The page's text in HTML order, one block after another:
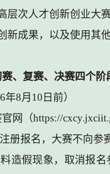
层次人才创新创业大
新成果，以及使用其
、复赛、决赛四个阶
年8月 10 日前）
网（https://
册报名，大赛不向
造假现象，取消报